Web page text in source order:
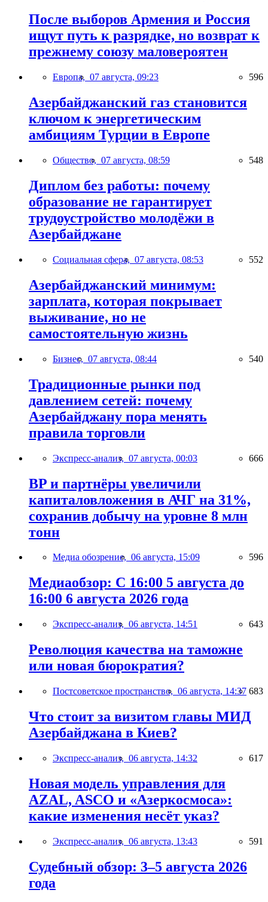
После выборов Армения и Россия
ищут путь к разрядке, но возврат к
прежнему союзу маловероятен
Европа, 07 августа, 09:23 596
Азербайджанский газ становится
ключом к энергетическим
амбициям Турции в Европе
Общество, 07 августа, 08:59 548
Диплом без работы: почему
образование не гарантирует
трудоустройство молодёжи в
Азербайджане
Социальная сфера, 07 августа, 08:53 552
Азербайджанский минимум:
зарплата, которая покрывает
выживание, но не
самостоятельную жизнь
Бизнес, 07 августа, 08:44 540
Традиционные рынки под
давлением сетей: почему
Азербайджану пора менять
правила торговли
Экспресс-анализ, 07 августа, 00:03 666
BP и партнёры увеличили
капиталовложения в АЧГ на 31%,
сохранив добычу на уровне 8 млн
тонн
Медиа обозрение, 06 августа, 15:09 596
Медиаобзор: С 16:00 5 августа до
16:00 6 августа 2026 года
Экспресс-анализ, 06 августа, 14:51 643
Революция качества на таможне
или новая бюрократия?
Постсоветское пространство, 06 августа, 14:37 683
Что стоит за визитом главы МИД
Азербайджана в Киев?
Экспресс-анализ, 06 августа, 14:32 617
Новая модель управления для
AZAL, ASCO и «Азеркосмоса»:
какие изменения несёт указ?
Экспресс-анализ, 06 августа, 13:43 591
Судебный обзор: 3–5 августа 2026
года